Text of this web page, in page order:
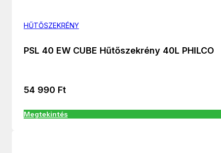
HŰTŐSZEKRÉNY
PSL 40 EW CUBE Hűtőszekrény 40L PHILCO
54 990 Ft
Megtekintés